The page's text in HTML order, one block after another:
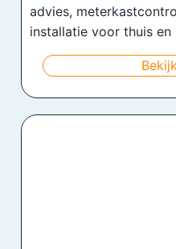
advies,
installatie voor thuis en